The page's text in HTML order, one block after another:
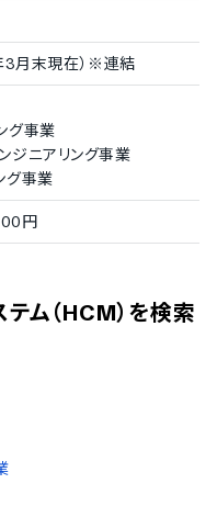
月末現在）※連結
グ事業
ジニアリング事業
グ事業
円
ム（HCM）を検索